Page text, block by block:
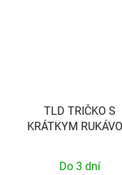
TLD TRIČKO S
KRÁTKYM
Do 3 dní